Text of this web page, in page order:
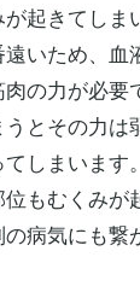
が起きてしま
いため、血
の力が必要
とその力は
てしまいます
もむくみが
病気にも繋